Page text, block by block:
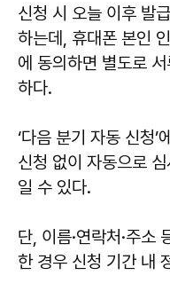
신청 시 오늘 이후 발
하는데, 휴대폰 본인
에 동의하면 별도로
하다.
‘다음 분기 자동 신청’
신청 없이 자동으로
일 수 있다.
단, 이름·연락처·주소
한 경우 신청 기간 내